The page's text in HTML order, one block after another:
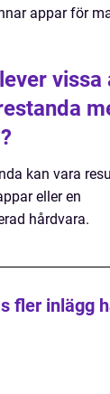
appar för
vissa
kan vara
eller en
hårdvara.
fler inlägg